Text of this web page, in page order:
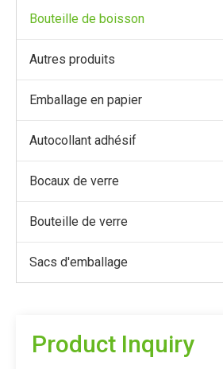
Bouteille de boisson
Autres produits
Emballage en papier
Autocollant adhésif
Bocaux de verre
Bouteille de verre
Sacs d'emballage
Product Inquiry